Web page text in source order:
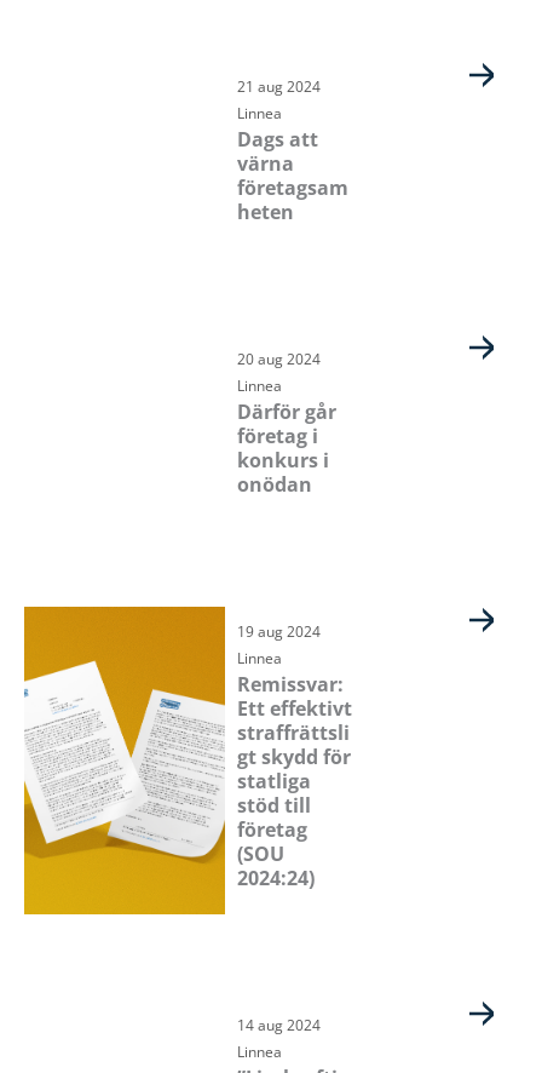
21 aug 2024
Linnea
Dags att
värna
företagsam
heten
20 aug 2024
Linnea
Därför går
företag i
konkurs i
onödan
19 aug 2024
Linnea
Remissvar:
Ett effektivt
straffrättsli
gt skydd för
statliga
stöd till
företag
(SOU
2024:24)
14 aug 2024
Linnea